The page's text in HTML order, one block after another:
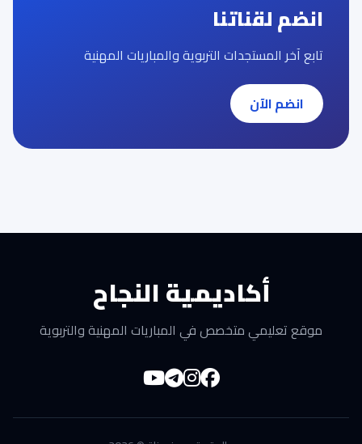
انضم لقناتنا
تابع آخر المستجدات التربوية والمباريات المهنية
انضم الآن
أكاديمية النجاح
موقع تعليمي متخصص في المباريات المهنية والتربوية